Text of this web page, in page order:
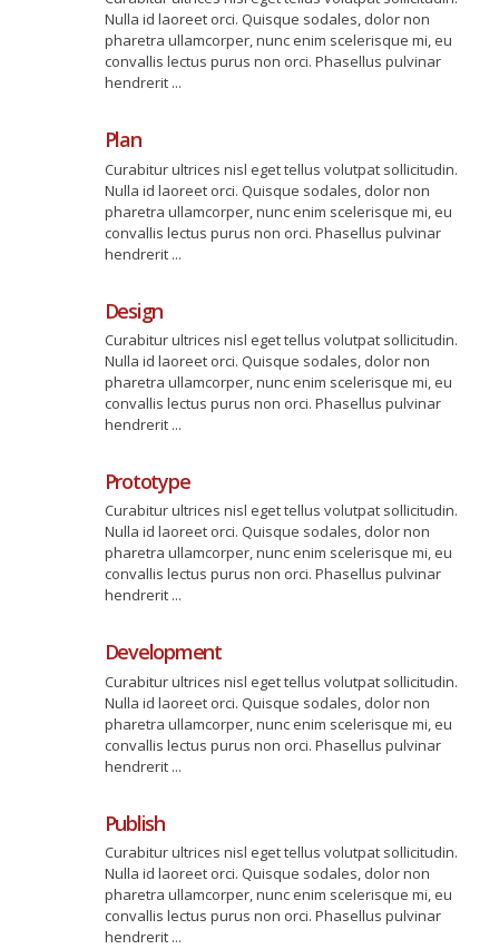
Nulla id laoreet orci. Quisque sodales, dolor non
pharetra ullamcorper, nunc enim scelerisque mi, eu
convallis lectus purus non orci. Phasellus pulvinar
hendrerit ...
Plan
Curabitur ultrices nisl eget tellus volutpat sollicitudin.
Nulla id laoreet orci. Quisque sodales, dolor non
pharetra ullamcorper, nunc enim scelerisque mi, eu
convallis lectus purus non orci. Phasellus pulvinar
hendrerit ...
Design
Curabitur ultrices nisl eget tellus volutpat sollicitudin.
Nulla id laoreet orci. Quisque sodales, dolor non
pharetra ullamcorper, nunc enim scelerisque mi, eu
convallis lectus purus non orci. Phasellus pulvinar
hendrerit ...
Prototype
Curabitur ultrices nisl eget tellus volutpat sollicitudin.
Nulla id laoreet orci. Quisque sodales, dolor non
pharetra ullamcorper, nunc enim scelerisque mi, eu
convallis lectus purus non orci. Phasellus pulvinar
hendrerit ...
Development
Curabitur ultrices nisl eget tellus volutpat sollicitudin.
Nulla id laoreet orci. Quisque sodales, dolor non
pharetra ullamcorper, nunc enim scelerisque mi, eu
convallis lectus purus non orci. Phasellus pulvinar
hendrerit ...
Publish
Curabitur ultrices nisl eget tellus volutpat sollicitudin.
Nulla id laoreet orci. Quisque sodales, dolor non
pharetra ullamcorper, nunc enim scelerisque mi, eu
convallis lectus purus non orci. Phasellus pulvinar
hendrerit ...